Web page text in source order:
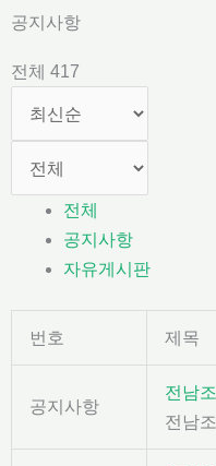
콘
츠
뛰
공지사항
전체 417
전체
공지사항
자유게시판
번호 제목
공지사항
전남
전남